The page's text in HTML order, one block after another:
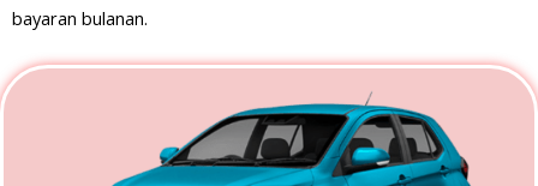
bayaran bulanan.